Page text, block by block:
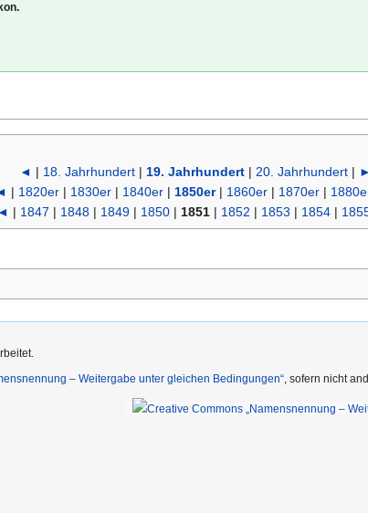
◄ | 18. Jahrhundert| 19. Jahrhundert| 20. Jahrhundert| ►
| 1820er | 1830er | 1840er | 1850er| 1860er | 1870er |
◄ | 1847 | 1848| 1849| 1850| 1851| 1852 | 1853 | 1854|
– Weitergabe unter gleichen Bedingungen“, sofern nicht